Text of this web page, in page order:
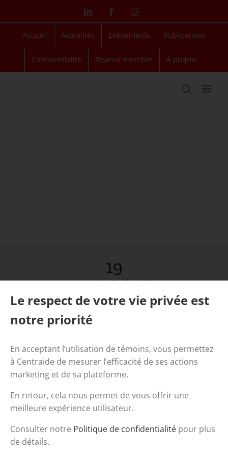
contenu
LinkedIn FacebookInstagram
Accueil Actualités Événements Publications
Confidentialité Devenir membre À propos
19
Accueil / Outils / 19
Le respect de votre vie privée est
notre priorité
En acceptant l’utilisation de témoins, vous permettez
à Centraide de mesurer l’efficacité de ses actions
marketing et de sa plateforme.
En retour, cela nous permet de vous offrir une
meilleure expérience utilisateur.
Consulter notre Politique de confidentialité pour plus
de détails.